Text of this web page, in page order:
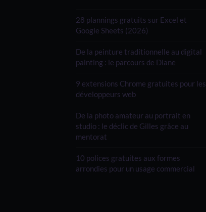
28 plannings gratuits sur Excel et
Google Sheets (2026)
De la peinture traditionnelle au digital
painting : le parcours de Diane
9 extensions Chrome gratuites pour les
développeurs web
De la photo amateur au portrait en
studio : le déclic de Gilles grâce au
mentorat
10 polices gratuites aux formes
arrondies pour un usage commercial